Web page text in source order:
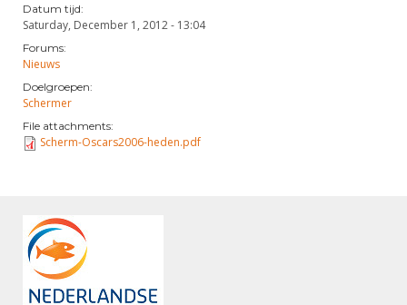
Datum tijd:
Saturday, December 1, 2012 - 13:04
Forums:
Nieuws
Doelgroepen:
Schermer
File attachments:
Scherm-Oscars2006-heden.pdf